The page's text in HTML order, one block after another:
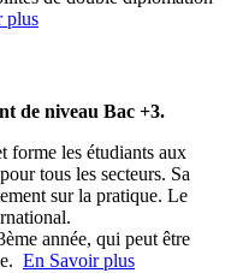
plus
de niveau Bac +3.
forme les étudiants aux
tous les secteurs. Sa
sur la pratique. Le
année, qui peut être
En Savoir plus